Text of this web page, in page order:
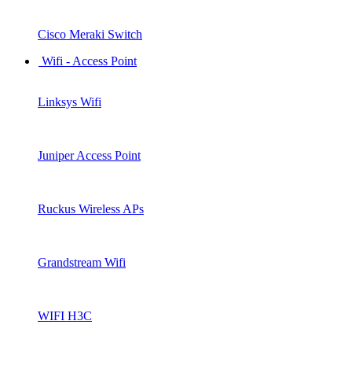
Cisco Meraki Switch
Wifi - Access Point
Linksys Wifi
Juniper Access Point
Ruckus Wireless APs
Grandstream Wifi
WIFI H3C